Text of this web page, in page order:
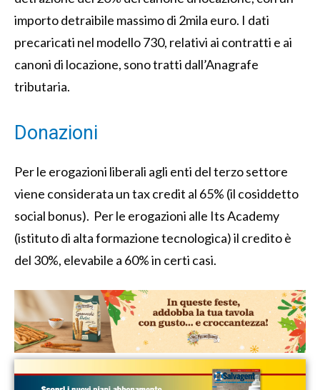
importo detraibile massimo di 2mila euro. I dati
precaricati nel modello 730, relativi ai contratti e ai
canoni di locazione, sono tratti dall’Anagrafe
tributaria.
Donazioni
Per le erogazioni liberali agli enti del terzo settore
viene considerata un tax credit al 65% (il cosiddetto
social bonus). Per le erogazioni alle Its Academy
(istituto di alta formazione tecnologica) il credito è
del 30%, elevabile a 60% in certi casi.